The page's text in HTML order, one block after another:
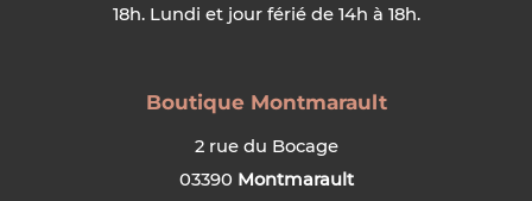
18h. Lundi et jour férié de 14h à 18h.
Boutique Montmarault
2 rue du Bocage
03390 Montmarault